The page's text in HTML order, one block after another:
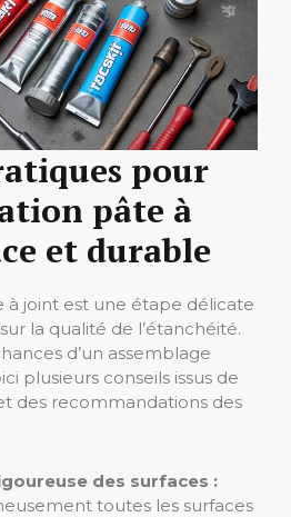
pour
pâte à
et durable
à joint est une étape délicate
la qualité de l’étanchéité.
d’un assemblage
plusieurs conseils issus de
des recommandations des
des surfaces :
toutes les surfaces